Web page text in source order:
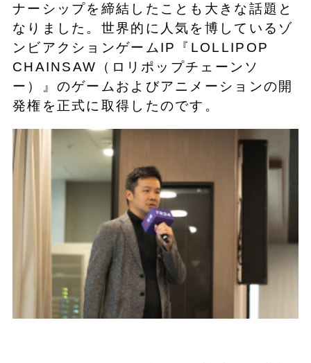
ナーシップを締結したことも大きな話題と
なりました。世界的に人気を博しているゾ
ンビアクションゲームIP『LOLLIPOP
CHAINSAW（ロリポップチェーンソ
ー）』のゲームおよびアニメーションの開
発権を正式に取得したのです。